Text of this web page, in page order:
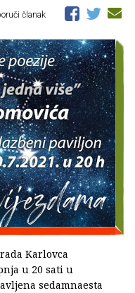
članak
Karlovca
u 20 sati u
sedamnaesta